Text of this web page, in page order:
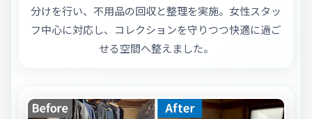
分けを行い、不用品の回収と整理を実施。女性スタッ
フ中心に対応し、コレクションを守りつつ快適に過ご
せる空間へ整えました。